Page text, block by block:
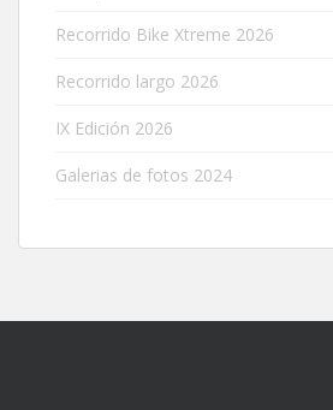
Recorrido Bike Xtreme 2026
Recorrido largo 2026
IX Edición 2026
Galerias de fotos 2024